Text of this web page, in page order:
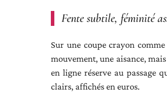
Fente subtile, féminité
Sur une coupe crayon
mouvement, une aisance,
en ligne réserve au passage
clairs, affichés en euros.